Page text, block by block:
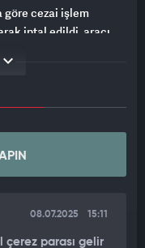
göre cezai işlem
iptal edildi, aracı
“trafik güvenliğini
öğrenildi.
08.07.2025 15:11
parası gelir